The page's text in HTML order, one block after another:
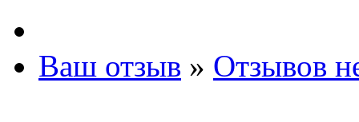
Ваш отзыв » Отзывов